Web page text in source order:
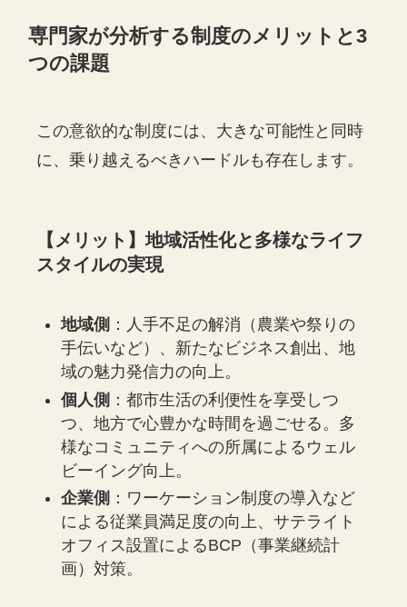
専門家が分析する制度のメリットと3
つの課題
この意欲的な制度には、大きな可能性と同時
に、乗り越えるべきハードルも存在します。
【メリット】地域活性化と多様なライフ
スタイルの実現
地域側 ：人手不足の解消（農業や祭りの
手伝いなど）、新たなビジネス創出、地
域の魅力発信力の向上。
個人側 ：都市生活の利便性を享受しつ
つ、地方で心豊かな時間を過ごせる。多
様なコミュニティへの所属によるウェル
ビーイング向上。
企業側 ：ワーケーション制度の導入など
による従業員満足度の向上、サテライト
オフィス設置によるBCP（事業継続計
画）対策。